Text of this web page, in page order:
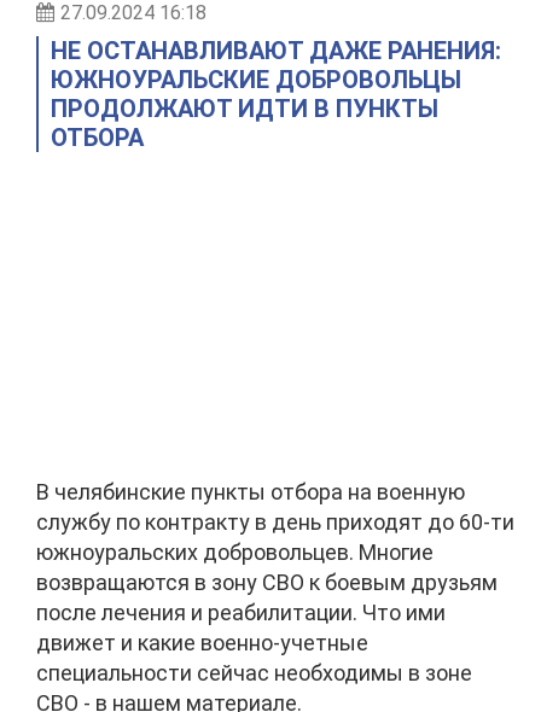
27.09.2024 16:18
НЕ ОСТАНАВЛИВАЮТ ДАЖЕ РАНЕНИЯ:
ЮЖНОУРАЛЬСКИЕ ДОБРОВОЛЬЦЫ
ПРОДОЛЖАЮТ ИДТИ В ПУНКТЫ
ОТБОРА
В челябинские пункты отбора на военную
службу по контракту в день приходят до 60-ти
южноуральских добровольцев. Многие
возвращаются в зону СВО к боевым друзьям
после лечения и реабилитации. Что ими
движет и какие военно-учетные
специальности сейчас необходимы в зоне
СВО - в нашем материале.